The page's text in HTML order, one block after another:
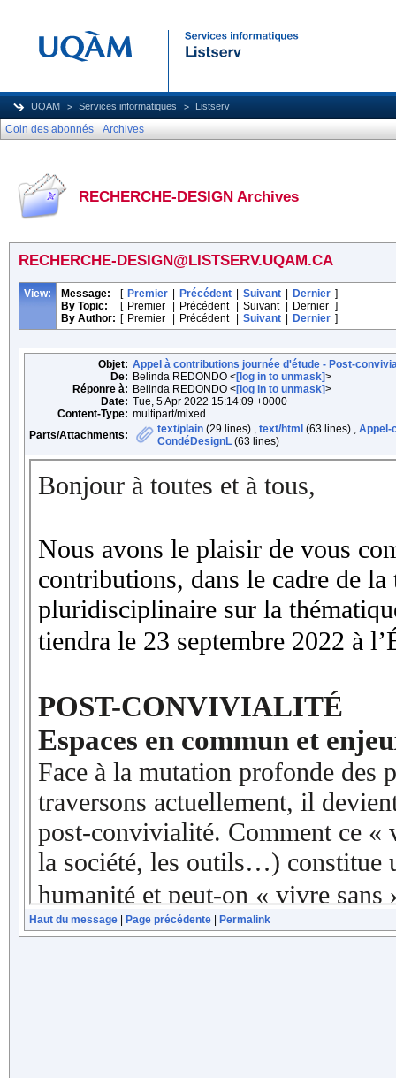
UQAM Services informatiques Listserv
Coin des abonnés Archives
RECHERCHE-DESIGN Archives
RECHERCHE-DESIGN@LISTSERV.UQAM.CA
View: Message: [ Premier Précédent Suivant Dernier ]
By Topic:
[ Premier Précédent Suivant Dernier ]
By Author: [ Premier Précédent Suivant Dernier ]
Objet: Appel à contributions journée d'étude - Post-
De: Belinda REDONDO <[log in to unmask]>
Réponre à: Belinda REDONDO <[log in to unmask]>
Date: Tue, 5 Apr 2022 15:14:09 +0000
Content-Type: multipart/mixed
Parts/Attachments:
text/plain (29 lines) , text/html (63 lines) , Appel-
CondéDesignL (63 lines)
Haut du message Page précédente Permalink